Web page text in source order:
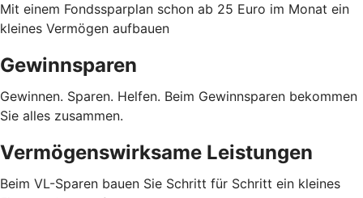
Mit einem Fondssparplan schon ab 25 Euro im Monat ein
kleines Vermögen aufbauen
Gewinnsparen
Gewinnen. Sparen. Helfen. Beim Gewinnsparen bekommen
Sie alles zusammen.
Vermögenswirksame Leistungen
Beim VL-Sparen bauen Sie Schritt für Schritt ein kleines